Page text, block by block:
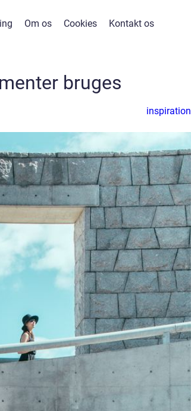
Om os Cookies Kontakt os
bruges
inspiration